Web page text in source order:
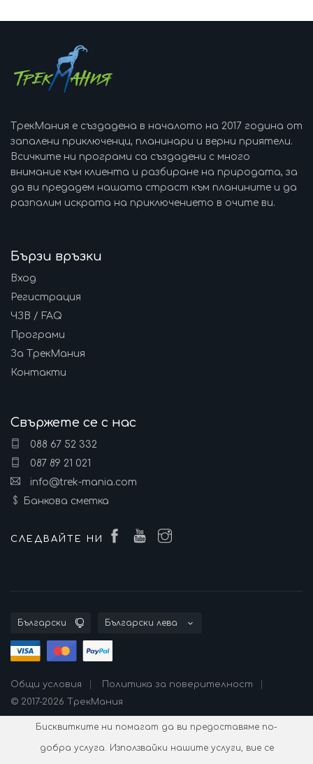
ТрекМания е създадена в началото на 2017 година от
запалени приключенци, планинари и верни приятели.
Всичките ни програми са създадени с много
внимание към клиента и разбиране на природата, за
да ви предадем нашата страст към планините и да
разпалим искрата на приключението в очите ви.
Бързи връзки
Вход
Регистрация
ЧЗВ / FAQ
Програми
За ТрекМания
Контакти
Свържете се с нас
088 67 52 332
087 89 21 021
info@trek-mania.com
Банкова сметка
СЛЕДВАЙТЕ НИ
Общи условия
Политика за поверителност
© 2017-2026 ТрекМания
Бисквитките ни помагат да ви предоставяме по-
добра услуга. Използвайки нашите услуги, вие се